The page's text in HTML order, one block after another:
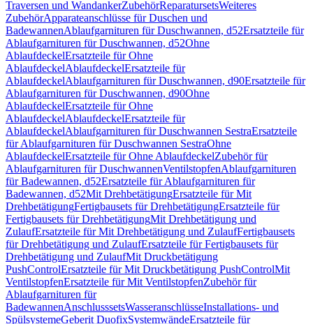
Traversen und WandankerZubehörReparatursetsWeiteres
ZubehörApparateanschlüsse für Duschen und
BadewannenAblaufgarnituren für Duschwannen, d52Ersatzteile für
Ablaufgarnituren für Duschwannen, d52Ohne
AblaufdeckelErsatzteile für Ohne
AblaufdeckelAblaufdeckelErsatzteile für
AblaufdeckelAblaufgarnituren für Duschwannen, d90Ersatzteile für
Ablaufgarnituren für Duschwannen, d90Ohne
AblaufdeckelErsatzteile für Ohne
AblaufdeckelAblaufdeckelErsatzteile für
AblaufdeckelAblaufgarnituren für Duschwannen SestraErsatzteile
für Ablaufgarnituren für Duschwannen SestraOhne
AblaufdeckelErsatzteile für Ohne AblaufdeckelZubehör für
Ablaufgarnituren für DuschwannenVentilstopfenAblaufgarnituren
für Badewannen, d52Ersatzteile für Ablaufgarnituren für
Badewannen, d52Mit DrehbetätigungErsatzteile für Mit
DrehbetätigungFertigbausets für DrehbetätigungErsatzteile für
Fertigbausets für DrehbetätigungMit Drehbetätigung und
ZulaufErsatzteile für Mit Drehbetätigung und ZulaufFertigbausets
für Drehbetätigung und ZulaufErsatzteile für Fertigbausets für
Drehbetätigung und ZulaufMit Druckbetätigung
PushControlErsatzteile für Mit Druckbetätigung PushControlMit
VentilstopfenErsatzteile für Mit VentilstopfenZubehör für
Ablaufgarnituren für
BadewannenAnschlusssetsWasseranschlüsseInstallations- und
SpülsystemeGeberit DuofixSystemwändeErsatzteile für